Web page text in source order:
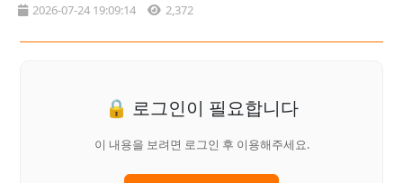
2026-07-24 19:09:14 2,372
🔒 로그인이 필요합니다
이 내용을 보려면 로그인 후 이용해주세요.